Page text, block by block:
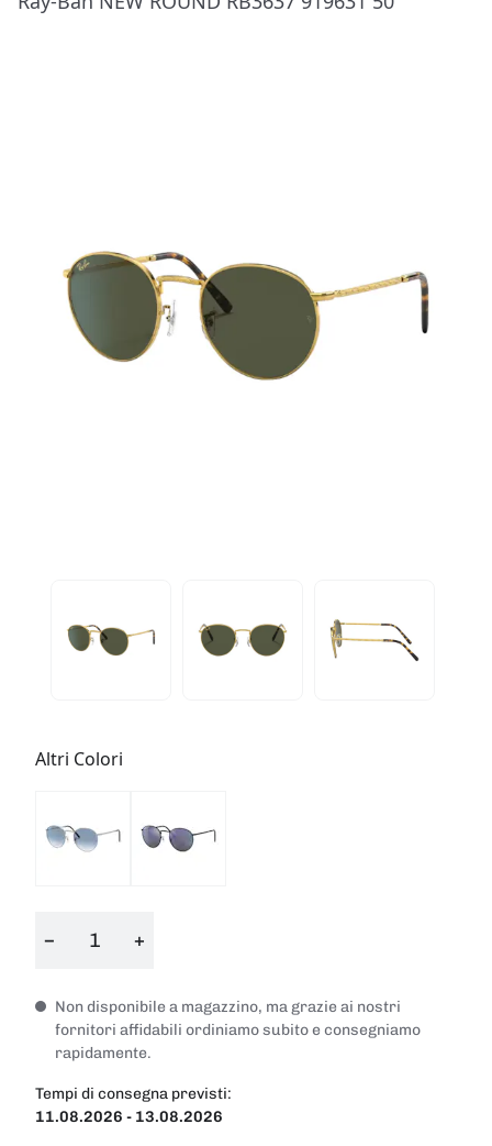
Altri Colori
− +
Non disponibile a magazzino, ma grazie ai nostri
fornitori affidabili ordiniamo subito e consegniamo
rapidamente.
Tempi di consegna previsti:
11.08.2026 - 13.08.2026